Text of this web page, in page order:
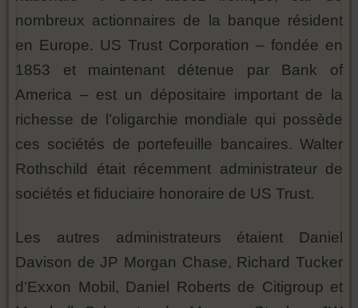
nombreux actionnaires de la banque résident
en Europe. US Trust Corporation – fondée en
1853 et maintenant détenue par Bank of
America – est un dépositaire important de la
richesse de l’oligarchie mondiale qui possède
ces sociétés de portefeuille bancaires. Walter
Rothschild était récemment administrateur de
sociétés et fiduciaire honoraire de US Trust.
Les autres administrateurs étaient Daniel
Davison de JP Morgan Chase, Richard Tucker
d’Exxon Mobil, Daniel Roberts de Citigroup et